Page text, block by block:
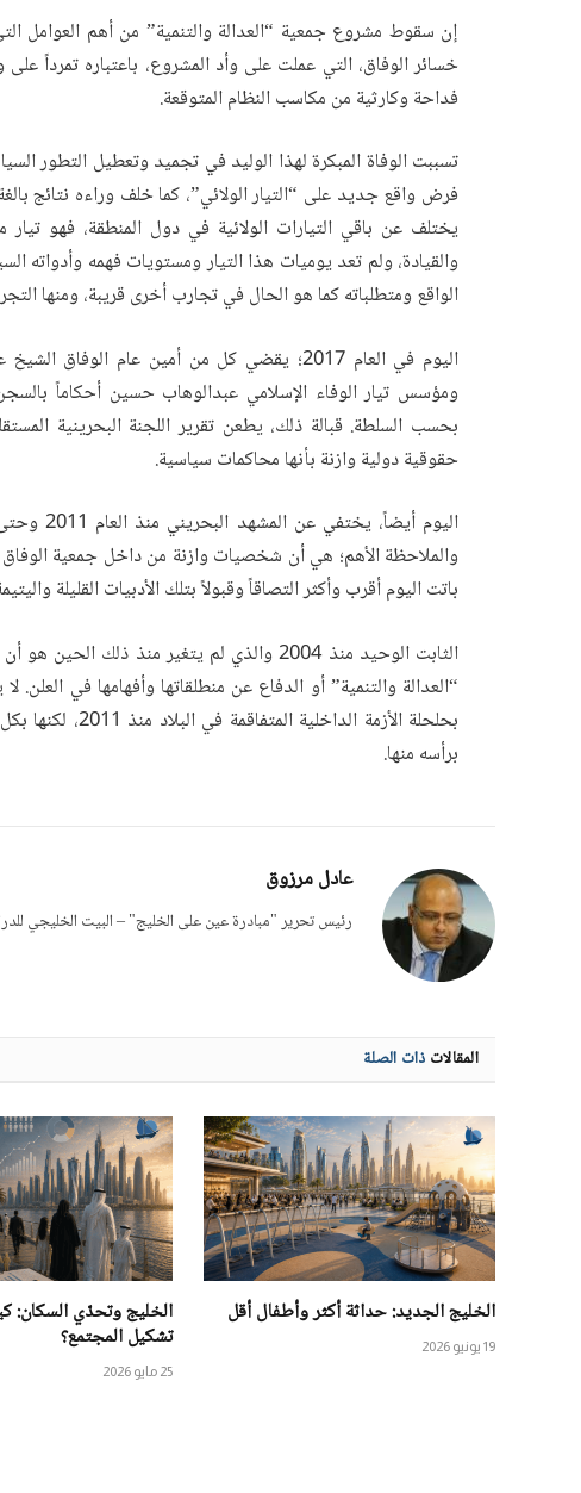
إن سقوط مشروع جمعية “العدالة والتنمية” من أهم العوامل
خسائر الوفاق، التي عملت على وأد المشروع، باعتباره تمرداً
فداحة وكارثية من مكاسب النظام المتوقعة.
تسببت الوفاة المبكرة لهذا الوليد في تجميد وتعطيل التطور
فرض واقع جديد على “التيار الولائي”، كما خلف وراءه نتائج
يختلف عن باقي التيارات الولائية في دول المنطقة، فهو
والقيادة، ولم تعد يوميات هذا التيار ومستويات فهمه وأدواته
الواقع ومتطلباته كما هو الحال في تجارب أخرى قريبة، ومنها
اليوم في العام 2017؛ يقضي كل من أمين عام
ومؤسس تيار الوفاء الإسلامي عبدالوهاب حسين أحكاماً
بحسب السلطة. قبالة ذلك، يطعن تقرير اللجنة البحرينية
حقوقية دولية وازنة بأنها محاكمات سياسية.
اليوم
باتت اليوم أقرب وأكثر التصاقاً وقبولاً بتلك الأدبيات القليلة
الثابت الوحيد منذ 2004 والذي لم يتغير منذ
“العدالة والتنمية” أو الدفاع عن منطلقاتها وأفهامها في
بحلحلة الأزمة
برأسه منها.
عادل مرزوق
رئيس تحرير "مبادرة عين على الخليج" – البيت الخليجي
المقالات ذات الصلة
الخليج الجديد: حداثة أكثر وأطفال أقل
19 يونيو 2026
الخليج وتحدّي السكان:
تشكيل المجتمع؟
25 مايو 2026